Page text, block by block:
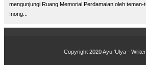
mengunjungi Ruang Memorial Perdamaian oleh
Inong...
Copyright 2020Ayu 'Ulya -